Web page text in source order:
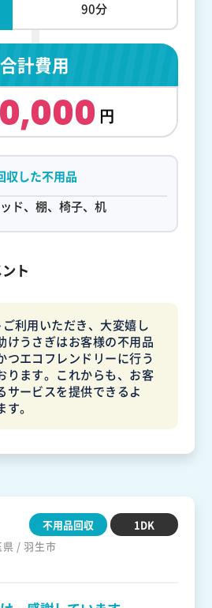
90分
合計費用
収した不用品
ド、棚、椅子、机
ト
利用いただき、大変嬉し
けうさぎはお客様の不用品
つエコフレンドリーに行う
ります。これからも、お客
サービスを提供できるよ
。
/ 羽生市
不用品回収 1DK